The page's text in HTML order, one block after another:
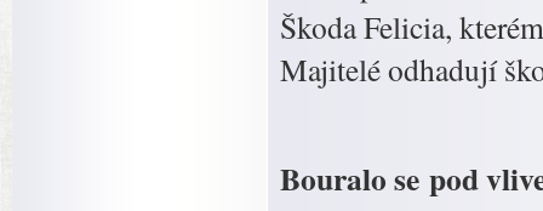
Škoda Felicia,
Majitelé odhadují
Bouralo se pod